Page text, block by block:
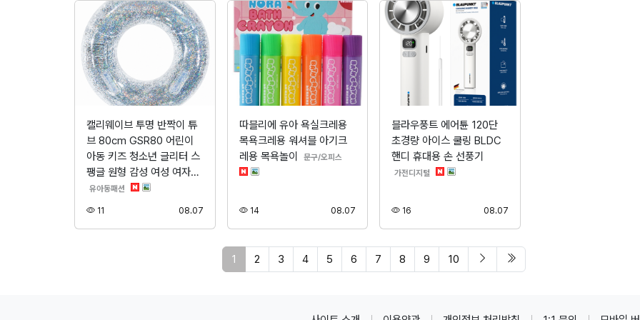
캘리웨이브 투명 반짝이 튜
브 80cm GSR80 어린이
아동 키즈 청소년 글리터 스
팽글 원형 감성 여성 여자…
유아동패션 분류
11 08.07등록
따블리에 유아 욕실크레용
목욕크레용 워셔블 아기크
레용 목욕놀이
문구/오피스분류
14조회 08.07
블라우풍트 에어튠 120단
초경량 아이스 쿨링 BLDC
핸디 휴대용 손 선풍기
가전디지털 분류
16 08.07등록
1 페이지 현재
2 3 4 5 6 7 8 9 10 다음 페이지마지막 페이지/span>